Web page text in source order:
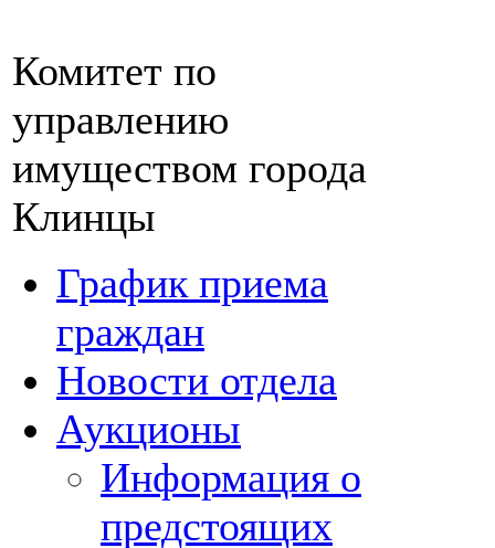
Комитет по
управлению
имуществом города
Клинцы
График приема
граждан
Новости отдела
Аукционы
Информация о
предстоящих